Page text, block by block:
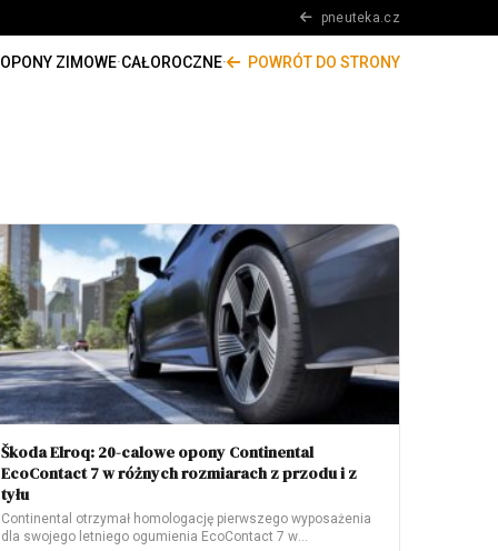
pneuteka.cz
OPONY ZIMOWE·CAŁOROCZNE· POWRÓT DO STRONY
Škoda Elroq: 20-calowe opony Continental
EcoContact 7 w różnych rozmiarach z przodu i z
tyłu
Continental otrzymał homologację pierwszego wyposażenia
dla swojego letniego ogumienia EcoContact 7 w